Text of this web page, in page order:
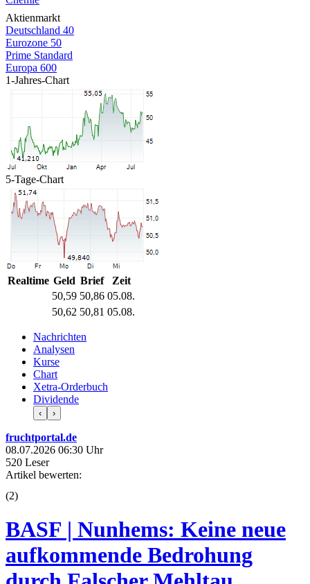
Aktienmarkt
Deutschland 40
Eurozone 50
Prime Standard
Europa 600
1-Jahres-Chart
5-Tage-Chart
Realtime Geld Brief
Zeit
50,59 50,86 05.08.
50,62 50,81 05.08.
Nachrichten
Analysen
Kurse
Chart
Xetra-Orderbuch
Dividende
‹ ›
fruchtportal.de
08.07.2026 06:30 Uhr
520 Leser
Artikel bewerten:
(2)
BASF | Nunhems: Keine neue
aufkommende Bedrohung